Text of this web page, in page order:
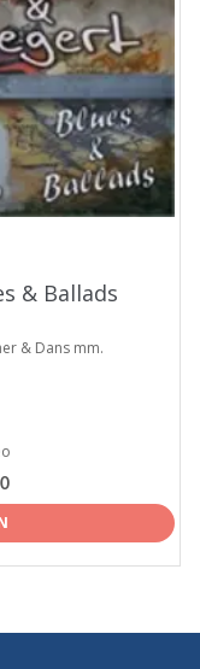
& Ballads
& Dans mm.